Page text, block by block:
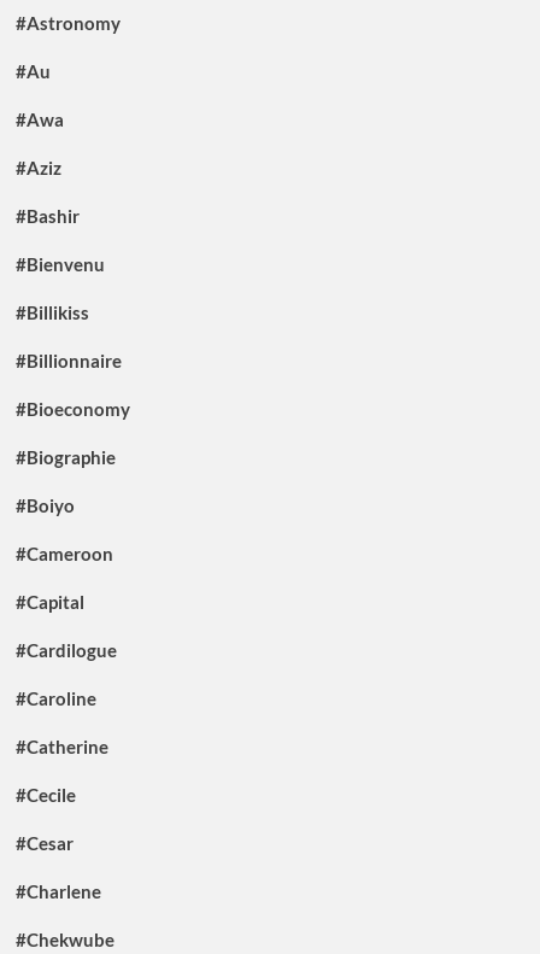
#Astronomy
#Au
#Awa
#Aziz
#Bashir
#Bienvenu
#Billikiss
#Billionnaire
#Bioeconomy
#Biographie
#Boiyo
#Cameroon
#Capital
#Cardilogue
#Caroline
#Catherine
#Cecile
#Cesar
#Charlene
#Chekwube